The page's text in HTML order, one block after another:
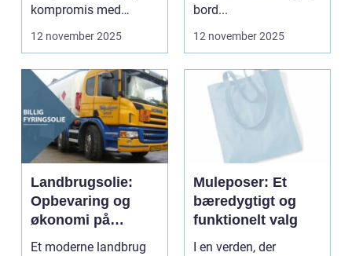
kompromis med
kvalitet eller stil...
12 november 2025
bord...
12 november 2025
Landbrugsolie:
Opbevaring og
økonomi på
gården
Et moderne landbrug
Muleposer: Et
bæredygtigt og
funktionelt valg
I en verden, der